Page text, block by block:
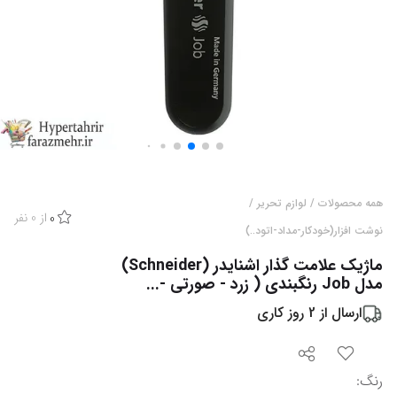
همه محصولات / لوازم تحریر /
نوشت افزار(خودکار-مداد-اتود..)
0 از 0 نفر
ماژیک علامت گذار اشنایدر (Schneider)
مدل Job رنگبندی ( زرد - صورتی -...
ارسال از 2 روز کاری
رنگ: